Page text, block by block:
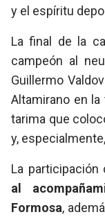
y el espíritu
La final de la
campeón al
Guillermo
Altamirano en
tarima que
y,
La participación
al
Formosa,